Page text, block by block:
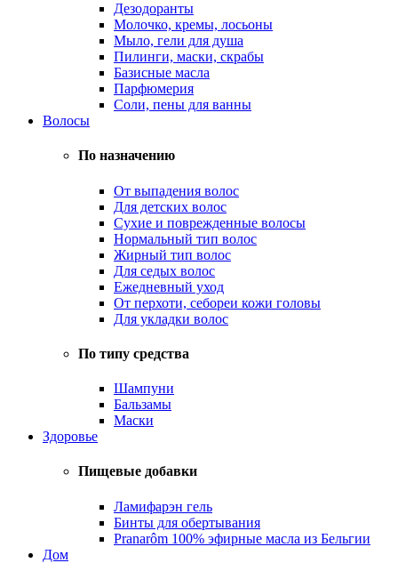
Дезодоранты
Молочко, кремы, лосьоны
Мыло, гели для душа
Пилинги, маски, скрабы
Базисные масла
Парфюмерия
Соли, пены для ванны
Волосы
По назначению
От выпадения волос
Для детских волос
Сухие и поврежденные волосы
Нормальный тип волос
Жирный тип волос
Для седых волос
Ежедневный уход
От перхоти, себореи кожи головы
Для укладки волос
По типу средства
Шампуни
Бальзамы
Маски
Здоровье
Пищевые добавки
Ламифарэн гель
Бинты для обертывания
Pranarôm 100% эфирные масла из Бельгии
Дом